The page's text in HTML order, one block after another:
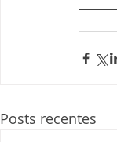
Posts recentes